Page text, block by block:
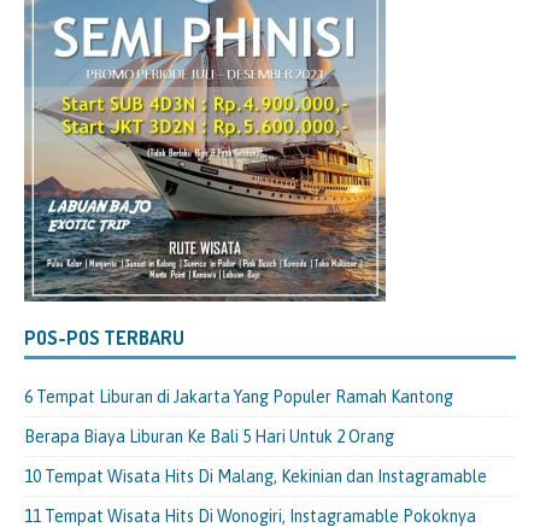
POS-POS TERBARU
6 Tempat Liburan di Jakarta Yang Populer Ramah Kantong
Berapa Biaya Liburan Ke Bali 5 Hari Untuk 2 Orang
10 Tempat Wisata Hits Di Malang, Kekinian dan Instagramable
11 Tempat Wisata Hits Di Wonogiri, Instagramable Pokoknya